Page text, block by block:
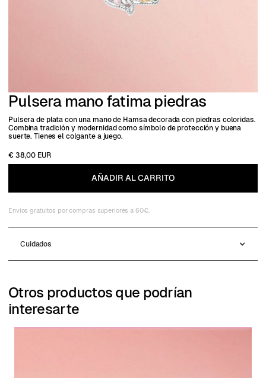
Pulsera mano fatima piedras
Pulsera de plata con una mano de Hamsa decorada con piedras coloridas.
Combina tradición y modernidad como símbolo de protección y buena
suerte. Tienes el colgante a juego.
€ 38,00 EUR
Envios gratuitos por compras superiores a 60€.
Cuidados
Otros productos que podrían
interesarte